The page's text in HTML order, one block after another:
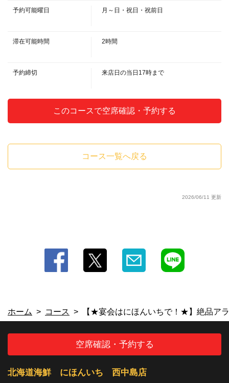
・日本酒（熱燗・冷）／グラスワイン（赤・白）
／ピングレ
・カクテル
／シャンディーガフ／ディーゼル
予約可能曜日 月～日・祝日・祝前日
滞在可能時間 2時間
予約締切 来店日の当日17時まで
このコースで空席確認・予約する
コース一覧へ戻る
2026/06/11 更新
ホーム コース 【★宴会はにほんいちで！★】絶品ア
空席確認・予約する
北海道海鮮 にほんいち 西中島店